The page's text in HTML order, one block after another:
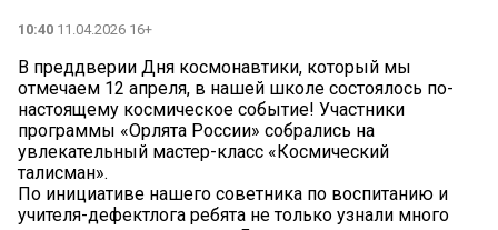
10:40 11.04.2026 16+
В преддверии Дня космонавтики, который мы
отмечаем 12 апреля, в нашей школе состоялось по-
настоящему космическое событие! Участники
программы «Орлята России» собрались на
увлекательный мастер-класс «Космический
талисман».
По инициативе нашего советника по воспитанию и
учителя-дефектлога ребята не только узнали много